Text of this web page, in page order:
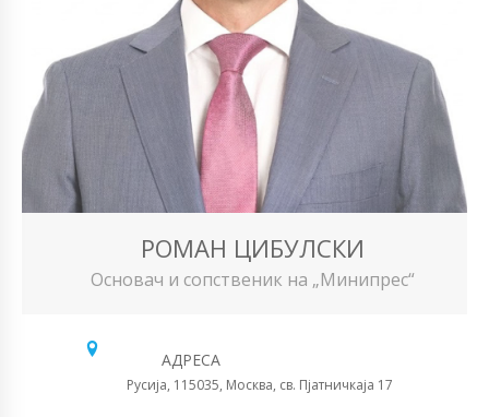
РОМАН ЦИБУЛСКИ
Основач и сопственик на „Минипрес“
АДРЕСА
Русија, 115035, Москва, св. Пјатничкаја 17